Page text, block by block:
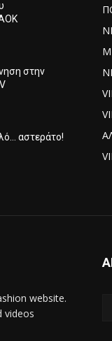
στην
αστεράτο!
website.
videos